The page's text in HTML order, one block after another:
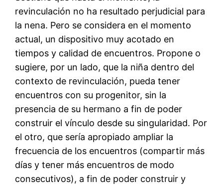
revinculación no ha resultado perjudicial para
la nena. Pero se considera en el momento
actual, un dispositivo muy acotado en
tiempos y calidad de encuentros. Propone o
sugiere, por un lado, que la niña dentro del
contexto de revinculación, pueda tener
encuentros con su progenitor, sin la
presencia de su hermano a fin de poder
construir el vínculo desde su singularidad. Por
el otro, que sería apropiado ampliar la
frecuencia de los encuentros (compartir más
días y tener más encuentros de modo
consecutivos), a fin de poder construir y